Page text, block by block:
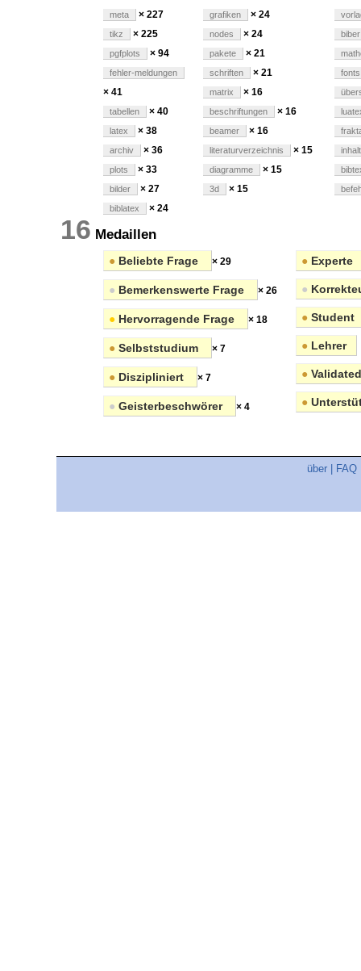
meta × 227
tikz × 225
pgfplots × 94
fehler-meldungen
× 41
tabellen × 40
latex × 38
archiv × 36
plots × 33
bilder × 27
biblatex × 24
grafiken × 24
nodes × 24
pakete × 21
schriften × 21
matrix × 16
beschriftungen × 16
beamer × 16
literaturverzeichnis × 15
diagramme × 15
3d × 15
biber
fonts
16 Medaillen
● Beliebte Frage × 29
● Bemerkenswerte Frage × 26
● Hervorragende Frage × 18
● Selbststudium × 7
● Diszipliniert × 7
● Geisterbeschwörer × 4
● Experte
●
● Student
● Lehrer
●
●
über FAQ